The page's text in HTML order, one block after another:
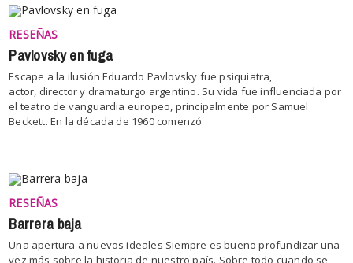
RESEÑAS
Pavlovsky en fuga
Escape a la ilusión Eduardo Pavlovsky fue psiquiatra,
actor, director y dramaturgo argentino. Su vida fue influenciada por
el teatro de vanguardia europeo, principalmente por Samuel
Beckett. En la década de 1960 comenzó
RESEÑAS
Barrera baja
Una apertura a nuevos ideales Siempre es bueno profundizar una
vez más sobre la historia de nuestro país. Sobre todo cuando se